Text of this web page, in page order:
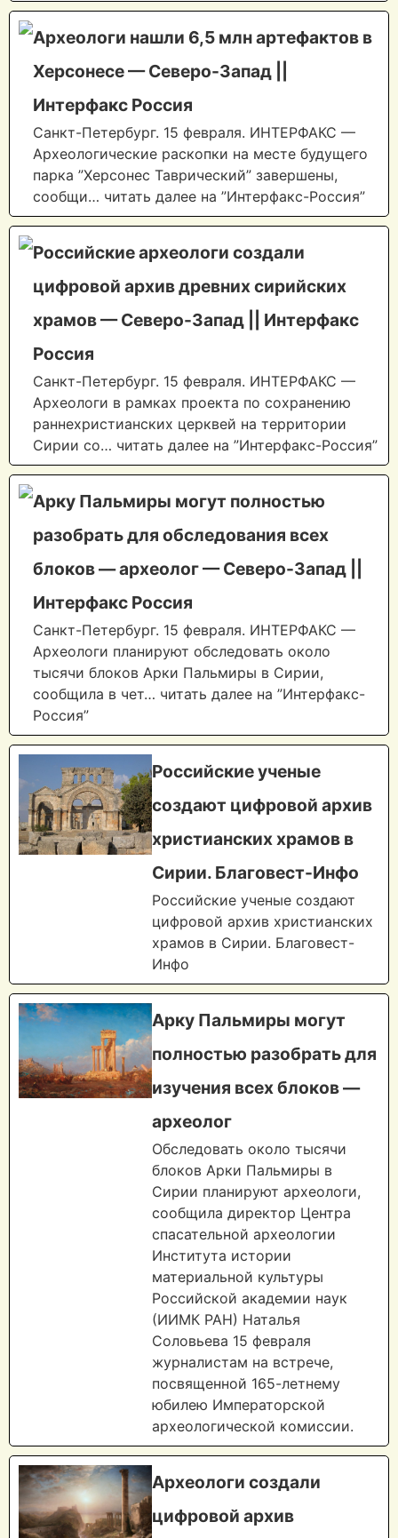
Археологи нашли 6,5 млн артефактов в
Херсонесе — Северо-Запад ||
Интерфакс Россия
Санкт-Петербург. 15 февраля. ИНТЕРФАКС —
Археологические раскопки на месте будущего
парка ”Херсонес Таврический” завершены,
сообщи… читать далее на ”Интерфакс-Россия”
Российские археологи создали
цифровой архив древних сирийских
храмов — Северо-Запад || Интерфакс
Россия
Санкт-Петербург. 15 февраля. ИНТЕРФАКС —
Археологи в рамках проекта по сохранению
раннехристианских церквей на территории
Сирии со… читать далее на ”Интерфакс-Россия”
Арку Пальмиры могут полностью
разобрать для обследования всех
блоков — археолог — Северо-Запад ||
Интерфакс Россия
Санкт-Петербург. 15 февраля. ИНТЕРФАКС —
Археологи планируют обследовать около
тысячи блоков Арки Пальмиры в Сирии,
сообщила в чет… читать далее на ”Интерфакс-
Россия”
Российские ученые
создают цифровой архив
христианских храмов в
Сирии. Благовест-Инфо
Российские ученые создают
цифровой архив христианских
храмов в Сирии. Благовест-
Инфо
Арку Пальмиры могут
полностью разобрать для
изучения всех блоков —
археолог
Обследовать около тысячи
блоков Арки Пальмиры в
Сирии планируют археологи,
сообщила директор Центра
спасательной археологии
Института истории
материальной культуры
Российской академии наук
(ИИМК РАН) Наталья
Соловьева 15 февраля
журналистам на встрече,
посвященной 165-летнему
юбилею Императорской
археологической комиссии.
Археологи создали
цифровой архив